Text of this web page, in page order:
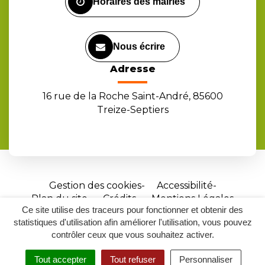
Ce site utilise des traceurs pour fonctionner et obtenir des
statistiques d'utilisation afin améliorer l'utilisation, vous pouvez
contrôler ceux que vous souhaitez activer.
Tout accepter Tout refuser Personnaliser
Nous écrire
Adresse
16 rue de la Roche Saint-André, 85600
Treize-Septiers
Gestion des cookies
Accessibilité
Plan du site
Crédits
Mentions Légales
Site
réalisé
par
Inovagora